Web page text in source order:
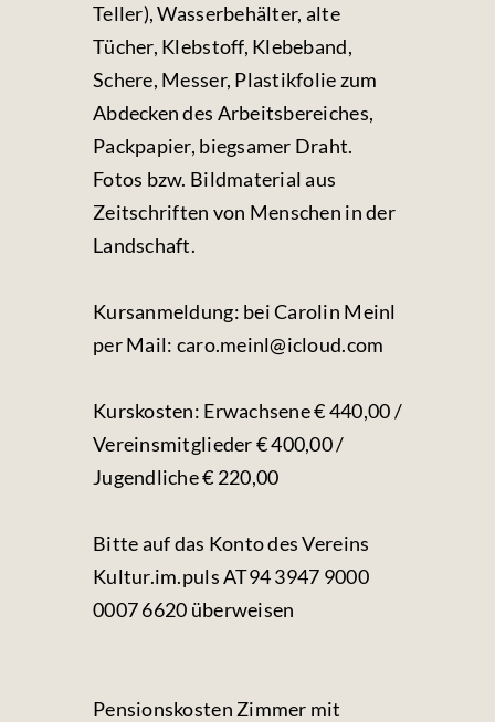
Teller), Wasserbehälter, alte
Tücher, Klebstoff, Klebeband,
Schere, Messer, Plastikfolie zum
Abdecken des Arbeitsbereiches,
Packpapier, biegsamer Draht.
Fotos bzw. Bildmaterial aus
Zeitschriften von Menschen in der
Landschaft.
Kursanmeldung: bei Carolin Meinl
per Mail: caro.meinl@icloud.com
Kurskosten: Erwachsene € 440,00 /
Vereinsmitglieder € 400,00 /
Jugendliche € 220,00
Bitte auf das Konto des Vereins
Kultur.im.puls AT94 3947 9000
0007 6620 überweisen
Pensionskosten Zimmer mit